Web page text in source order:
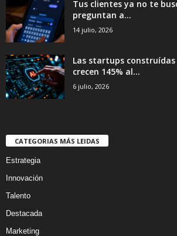
Tus clientes ya no te
preguntan a...
14 julio, 2026
Las startups construídas
crecen 145% al...
6 julio, 2026
CATEGORIAS MÁS LEIDAS
Estrategia
Innovación
Talento
Destacada
Marketing